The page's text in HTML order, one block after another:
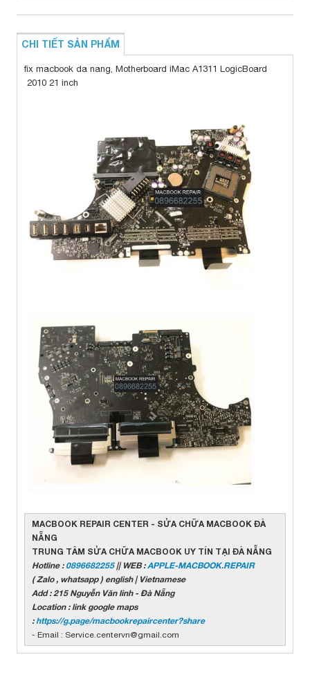
CHI TIẾT SẢN PHẨM
fix macbook da nang, Motherboard iMac A1311 LogicBoard
2010 21 inch
MACBOOK REPAIR CENTER - SỬA CHỮA MACBOOK ĐÀ
NẴNG
TRUNG TÂM SỬA CHỮA MACBOOK UY TÍN TẠI ĐÀ NẴNG
Hotline : 0896682255|| WEB :APPLE-MACBOOK.REPAIR
( Zalo , whatsapp ) english | Vietnamese
Add : 215 Nguyễn Văn linh - Đà Nẵng
Location : link google maps
:https://g.page/macbookrepaircenter?share
- Email : Service.centervn@gmail.com